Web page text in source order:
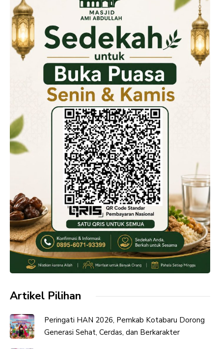
Artikel Pilihan
Peringati HAN 2026, Pemkab Kotabaru Dorong
Generasi Sehat, Cerdas, dan Berkarakter